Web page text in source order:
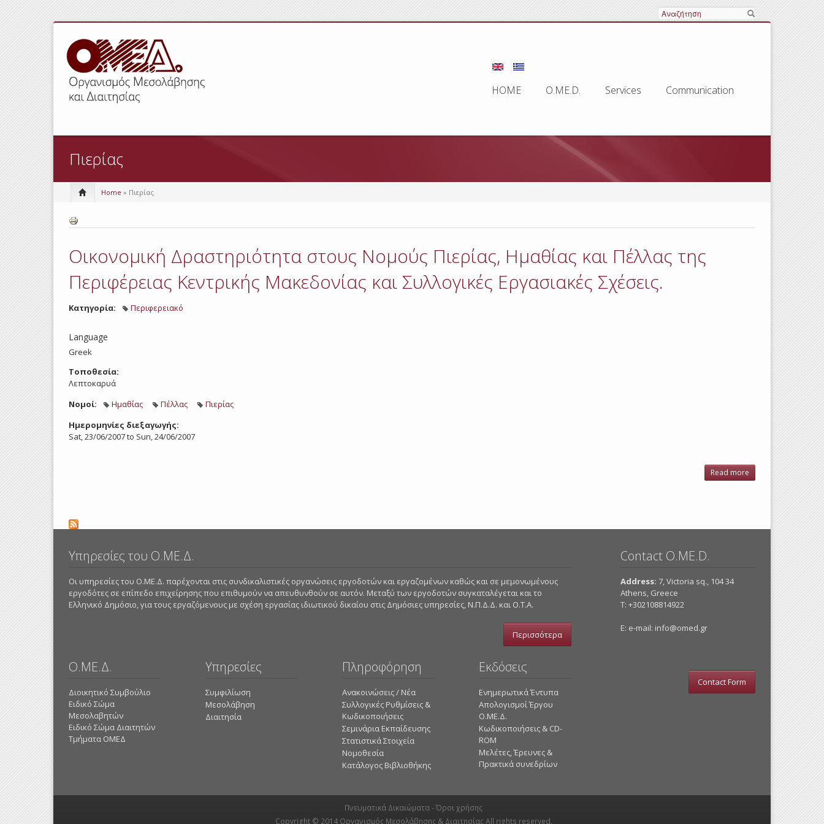
Search
HOME O.ME.D. Services Communication
Πιερίας
Home » Πιερίας
Οικονομική Δραστηριότητα στους Νομούς Πιερίας, Ημαθίας και Πέλλας της
Περιφέρειας Κεντρικής Μακεδονίας και Συλλογικές Εργασιακές Σχέσεις.
Κατηγορία: Περιφερειακό
Language
Greek
Τοποθεσία:
Λεπτοκαρυά
Νομοί:
Ημαθίας Πέλλας
Πιερίας
Ημερομηνίες διεξαγωγής:
Sat, 23/06/2007to Sun, 24/06/2007
Read more
Ημαθίας και
Υπηρεσίες του Ο.ΜΕ.Δ.
Οι υπηρεσίες του Ο.ΜΕ.Δ. παρέχονται στις συνδικαλιστικές οργανώσεις εργοδοτών και εργαζομένων καθώς και σε μεμονωμένους
εργοδότες σε επίπεδο επιχείρησης που επιθυμούν να απευθυνθούν σε αυτόν. Μεταξύ των εργοδοτών συγκαταλέγεται και το
Ελληνικό Δημόσιο, για τους εργαζόμενους με σχέση εργασίας ιδιωτικού δικαίου στις Δημόσιες υπηρεσίες, Ν.Π.Δ.Δ. και Ο.Τ.Α.
Περισσότερα
Ο.ΜΕ.Δ.
Διοικητικό Συμβούλιο
Ειδικό Σώμα
Μεσολαβητών
Ειδικό Σώμα Διαιτητών
Τμήματα ΟΜΕΔ
Υπηρεσίες
Συμφιλίωση
Μεσολάβηση
Διαιτησία
Πληροφόρηση
Ανακοινώσεις / Νέα
Συλλογικές Ρυθμίσεις &
Κωδικοποιήσεις
Σεμινάρια Εκπαίδευσης
Στατιστικά Στοιχεία
Νομοθεσία
Κατάλογος Βιβλιοθήκης
Εκδόσεις
Ενημερωτικά Έντυπα
Απολογισμοί Έργου
Ο.ΜΕ.Δ.
Κωδικοποιήσεις & CD-
ROM
Mελέτες, Έρευνες &
Πρακτικά συνεδρίων
Contact O.ME.D.
Address: 7, Victoria sq., 104 34
Athens, Greece
Τ: +302108814922
E: e-mail: info@omed.gr
Contact Form
Πνευματικά Δικαιώματα - Όροι χρήσης
Copyright © 2014 Οργανισμός Μεσολάβησης & Διαιτησίας All rights reserved.